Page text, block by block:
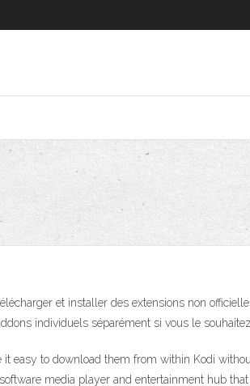
et installer des extensions non
individuels séparément si vous le
easy to download them from within Kodi
media player and entertainment hub